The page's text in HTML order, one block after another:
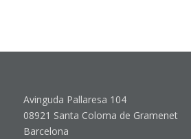
Avinguda Pallaresa 104
08921 Santa Coloma de Gramenet
Barcelona